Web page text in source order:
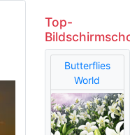
Top-
Butterflies
World